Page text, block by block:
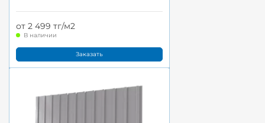
от 2 499 тг/м2
В наличии
Заказать